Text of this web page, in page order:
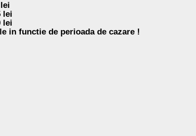
lei
lei
in functie de perioada de cazare !